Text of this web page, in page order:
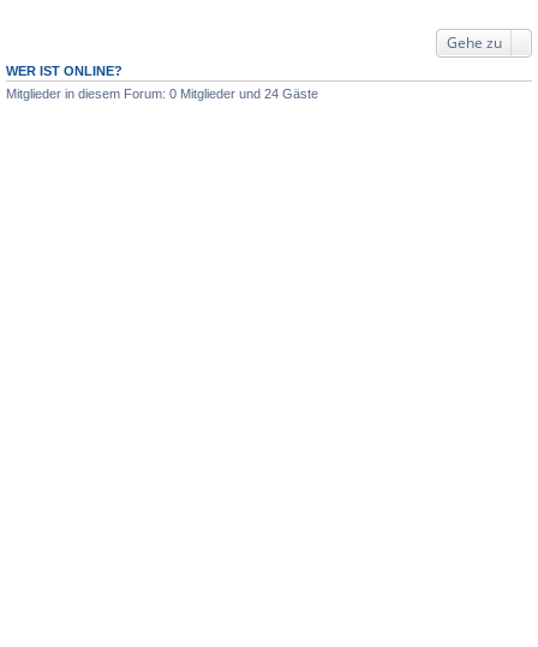
Gehe zu
WER IST ONLINE?
Mitglieder in diesem Forum: 0 Mitglieder und 24 Gäste